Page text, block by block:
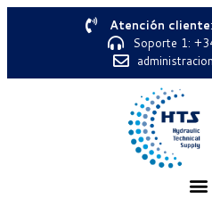
Atención cliente
Soporte 1: